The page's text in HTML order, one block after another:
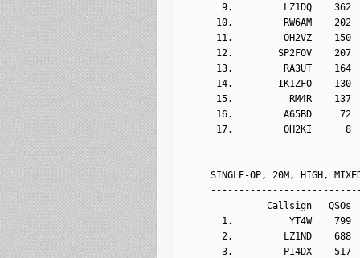
9.         LZ1DQ    362
10.         RW6AM    202
11.         OH2VZ    150
12.        SP2FOV    207
13.         RA3UT    164
14.        IK1ZFO    130
15.          RM4R    137
16.         A65BD     72
17.         OH2KI      8
SINGLE-OP, 20M, HIGH,
Callsign   QSOs  Points
1.          YT4W    799
2.         LZ1ND    688
3.         PI4DX    517